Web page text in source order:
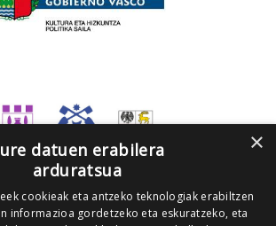
×
datuen erabilera
arduratsua
cookieak eta antzeko teknologiak erabiltzen
informazioa gordetzeko eta eskuratzeko, eta